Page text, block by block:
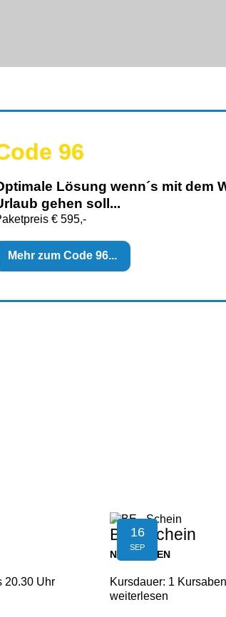
96
Lösung wenn´s mit dem
gehen soll...
€ 595,-
Mehr zum Code 96...
20.30 Uhr
16
SEP
BE - Schein
NEUFELDEN
Kursdauer: 1
weiterlesen